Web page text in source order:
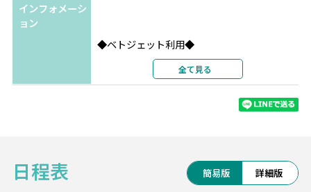
インフォメーシ
ョン
◆ベトジェット利用◆
ベトナムの人気観光地へ格安で行けるべトジ
受託手荷物も20KGまで含まれているのも嬉し
*美しいハン川沿いのバクダン通りに面してま
全て見る
日程表 簡易版 詳細版